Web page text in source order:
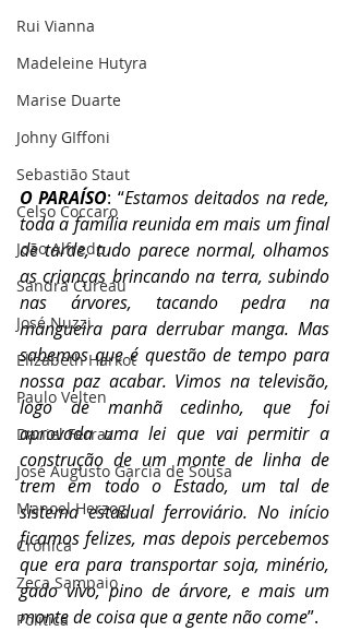
Rui Vianna
Madeleine Hutyra
Marise Duarte
Johny GIffoni
Sebastião Staut
Celso Coccaro
João Alfredo
Sandra Cureau
José Nuzzi
Elizabeth Harkot
Paulo Velten
Daniel Ferraz
José Augusto Garcia de Sousa
Manoel Herzog
Crônica
Zeca Sampaio
Política
O PARAÍSO: “Estamos deitados na rede,
toda a família reunida em mais um final
de tarde, tudo parece normal, olhamos
as crianças brincando na terra, subindo
nas árvores, tacando pedra na
mangueira para derrubar manga. Mas
sabemos que é questão de tempo para
nossa paz acabar. Vimos na televisão,
logo de manhã cedinho, que foi
aprovada uma lei que vai permitir a
construção de um monte de linha de
trem em todo o Estado, um tal de
sistema estadual ferroviário. No início
ficamos felizes, mas depois percebemos
que era para transportar soja, minério,
gado vivo, pino de árvore, e mais um
monte de coisa que a gente não come”.